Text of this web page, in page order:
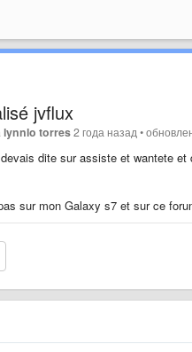
jvflux
lynnlo torres2 года назад •
dite sur assiste et wantete
sur mon Galaxy s7 et sur ce